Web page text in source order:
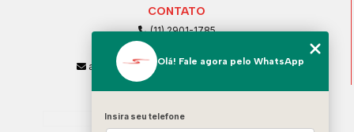
CONTATO
(11) 2901-1785
(11) 99239-1832
atendimento@santeccopiadoras.com.br
Home
Olá! Fale agora pelo WhatsApp
Insira seu telefone